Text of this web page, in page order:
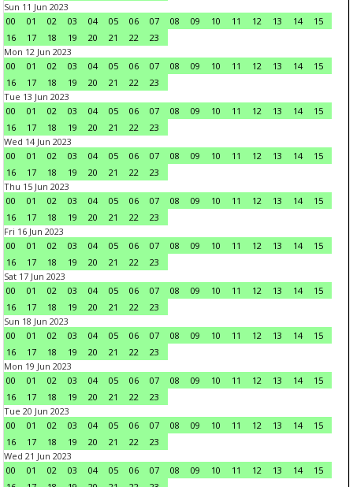
Sun 11 Jun 2023
00
01 02 03 04 05 06 07 08 09 10 11 12 13 14
15
16
17 18 19 20 21 22
23
Mon 12 Jun 2023
00
01 02 03 04 05 06 07 08 09 10 11 12 13 14
15
16
17 18 19 20 21 22
23
Tue 13 Jun 2023
00
01 02 03 04 05 06 07 08 09 10 11 12 13 14
15
16
17 18 19 20 21 22
23
Wed 14 Jun 2023
00
01 02 03 04 05 06 07 08 09 10 11 12 13 14
15
16
17 18 19 20 21 22
23
Thu 15 Jun 2023
00
01 02 03 04 05 06 07 08 09 10 11 12 13 14
15
16
17 18 19 20 21 22
23
Fri 16 Jun 2023
00
01 02 03 04 05 06 07 08 09 10 11 12 13 14
15
16
17 18 19 20 21 22
23
Sat 17 Jun 2023
00
01 02 03 04 05 06 07 08 09 10 11 12 13 14
15
16
17 18 19 20 21 22
23
Sun 18 Jun 2023
00
01 02 03 04 05 06 07 08 09 10 11 12 13 14
15
16
17 18 19 20 21 22
23
Mon 19 Jun 2023
00
01 02 03 04 05 06 07 08 09 10 11 12 13 14
15
16
17 18 19 20 21 22
23
Tue 20 Jun 2023
00
01 02 03 04 05 06 07 08 09 10 11 12 13 14
15
16
17 18 19 20 21 22
23
Wed 21 Jun 2023
00
01 02 03 04 05 06 07 08 09 10 11 12 13 14
15